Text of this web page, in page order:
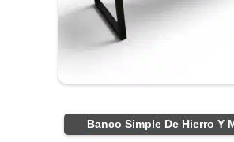
Banco Simple De Hierro Y